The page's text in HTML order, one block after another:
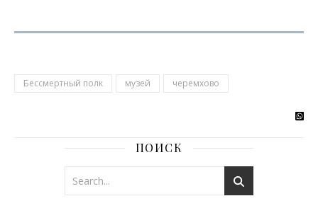
Бессмертный полк музей черемхово
ПОИСК